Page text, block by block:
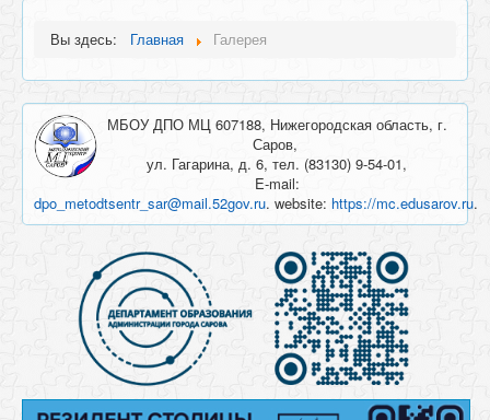
Вы здесь: Главная Галерея
МБОУ ДПО МЦ 607188, Нижегородская область, г.
Саров,
ул. Гагарина, д. 6, тел. (83130) 9-54-01,
E-mail:
dpo_metodtsentr_sar@mail.52gov.ru. website: https://mc.edusarov.ru.